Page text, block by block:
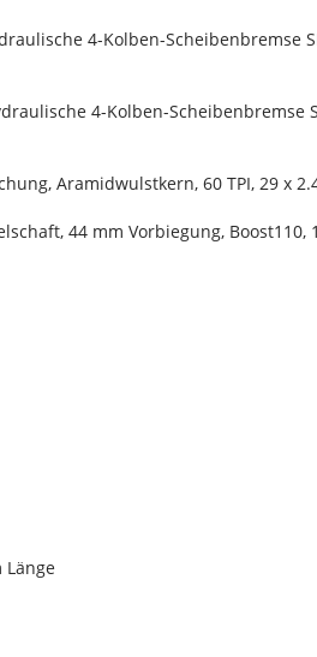
4-Kolben-Scheibenbremse
4-Kolben-Scheibenbremse
Aramidwulstkern, 60 TPI, 29 x
44 mm Vorbiegung,
Länge